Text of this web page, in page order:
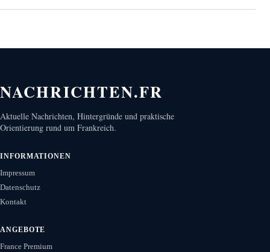
NACHRICHTEN.FR
Aktuelle Nachrichten, Hintergründe und praktische
Orientierung rund um Frankreich.
INFORMATIONEN
Impressum
Datenschutz
Kontakt
ANGEBOTE
France Premium